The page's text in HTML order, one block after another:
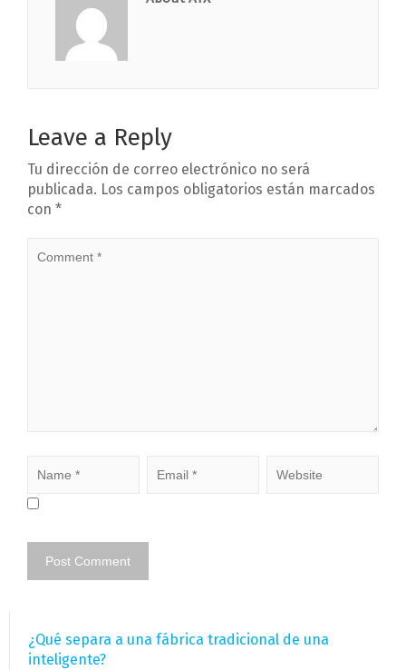
Leave a Reply
Tu dirección de correo electrónico no será
publicada. Los campos obligatorios están marcados
con *
¿Qué separa a una fábrica tradicional de una
inteligente?